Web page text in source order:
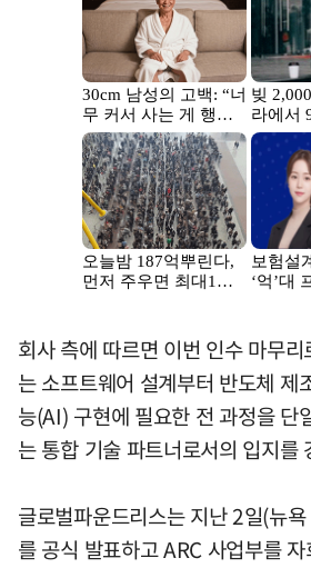
회사 측에 따르면 이번 인수 마무
는 소프트웨어 설계부터 반도체 제
능(AI) 구현에 필요한 전 과정을 단
는 통합 기술 파트너로서의 입지를
글로벌파운드리스는 지난 2일(뉴
를 공식 발표하고 ARC 사업부를